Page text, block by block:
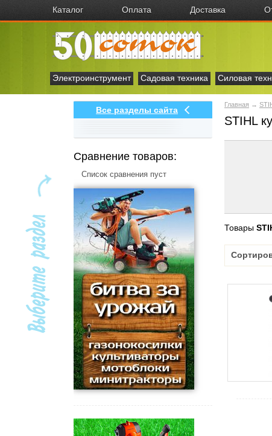
Каталог Оплата Доставка
Электроинструмент
Садовая техника Силовая
Все разделы сайта
Сравнение товаров:
Список сравнения пуст
Главная →
STIHL
Товары